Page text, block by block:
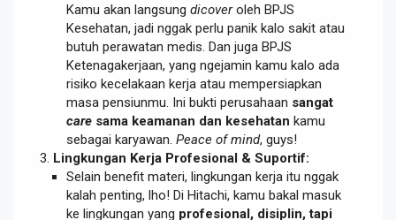
Kamu akan langsung dicoveroleh BPJS
Kesehatan, jadi nggak perlu panik kalo sakit atau
butuh perawatan medis. Dan juga BPJS
Ketenagakerjaan, yang ngejamin kamu kalo ada
risiko kecelakaan kerja atau mempersiapkan
masa pensiunmu. Ini bukti perusahaan sangat
care sama keamanan dan kesehatan kamu
sebagai karyawan. Peace of mind, guys!
Lingkungan Kerja Profesional & Suportif:
Selain benefit materi, lingkungan kerja itu nggak
kalah penting, lho! Di Hitachi, kamu bakal masuk
ke lingkungan yang profesional, disiplin, tapi